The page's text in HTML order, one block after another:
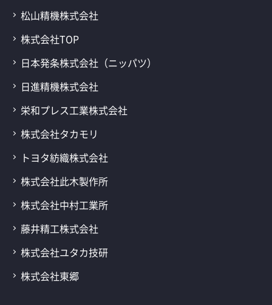
松山精機株式会社
株式会社TOP
日本発条株式会社（ニッパツ）
日進精機株式会社
栄和プレス工業株式会社
株式会社タカモリ
トヨタ紡織株式会社
株式会社此木製作所
株式会社中村工業所
藤井精工株式会社
株式会社ユタカ技研
株式会社東郷